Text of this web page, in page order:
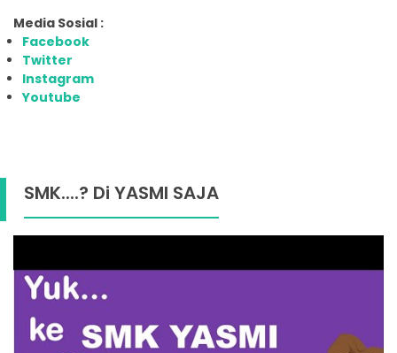
Media Sosial :
Facebook
Twitter
Instagram
Youtube
SMK....? Di YASMI SAJA